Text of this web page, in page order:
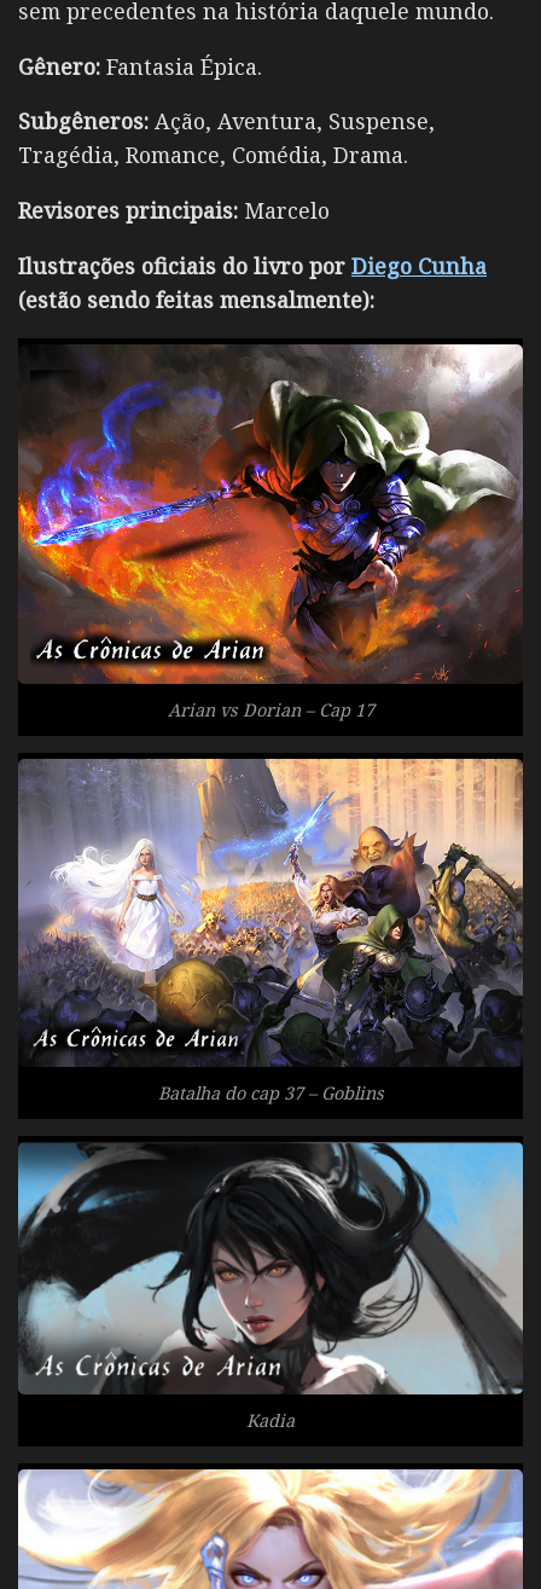
sem precedentes na história daquele mundo.
Gênero: Fantasia Épica.
Subgêneros: Ação, Aventura, Suspense,
Tragédia, Romance, Comédia, Drama.
Revisores principais: Marcelo
Ilustrações oficiais do livro por Diego Cunha
(estão sendo feitas mensalmente):
Arian vs Dorian – Cap 17
Batalha do cap 37 – Goblins
Kadia